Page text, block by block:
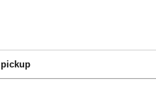
pickup